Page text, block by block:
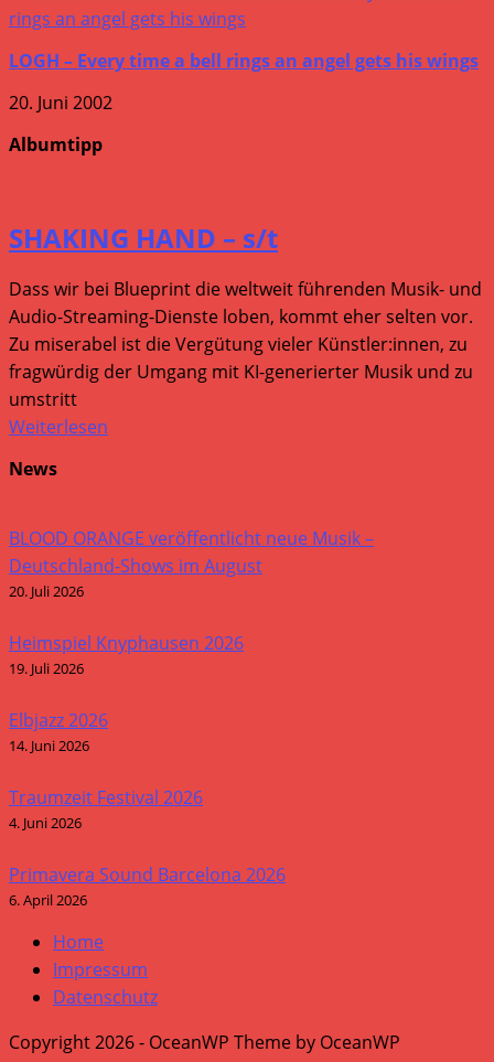
LOGH – Every time a bell rings an angel gets his wings
20. Juni 2002
Albumtipp
SHAKING HAND – s/t
Dass wir bei Blueprint die weltweit führenden Musik- und
Audio-Streaming-Dienste loben, kommt eher selten vor.
Zu miserabel ist die Vergütung vieler Künstler:innen, zu
fragwürdig der Umgang mit KI-generierter Musik und zu
umstritt
Weiterlesen
News
BLOOD ORANGE veröffentlicht neue Musik –
Deutschland-Shows im August
20. Juli 2026
Heimspiel Knyphausen 2026
19. Juli 2026
Elbjazz 2026
14. Juni 2026
Traumzeit Festival 2026
4. Juni 2026
Primavera Sound Barcelona 2026
6. April 2026
Home
Impressum
Datenschutz
Copyright 2026 - OceanWP Theme by OceanWP